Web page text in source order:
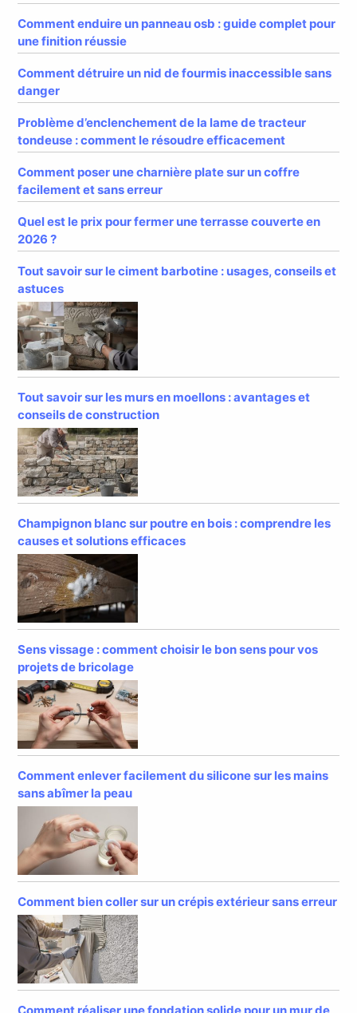
Comment enduire un panneau osb : guide complet pour
une finition réussie
Comment détruire un nid de fourmis inaccessible sans
danger
Problème d’enclenchement de la lame de tracteur
tondeuse : comment le résoudre efficacement
Comment poser une charnière plate sur un coffre
facilement et sans erreur
Quel est le prix pour fermer une terrasse couverte en
2026 ?
Tout savoir sur le ciment barbotine : usages, conseils et
astuces
Tout savoir sur les murs en moellons : avantages et
conseils de construction
Champignon blanc sur poutre en bois : comprendre les
causes et solutions efficaces
Sens vissage : comment choisir le bon sens pour vos
projets de bricolage
Comment enlever facilement du silicone sur les mains
sans abîmer la peau
Comment bien coller sur un crépis extérieur sans erreur
Comment réaliser une fondation solide pour un mur de